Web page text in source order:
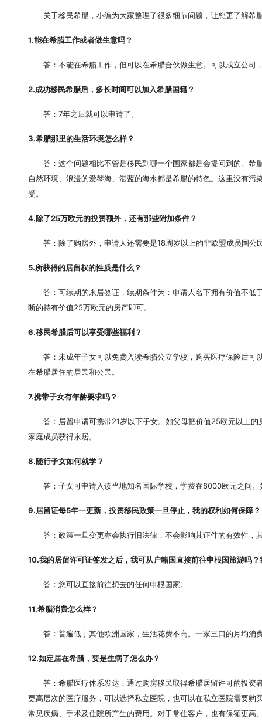
关于移民希腊，小编为大家整理了很多细节问题，让您更了解希
1.能在希腊工作或者做生意吗？
答：不能在希腊工作，但可以在希腊合伙做生意。可以成立公司
2.成功移民希腊后，多长时间可以加入希腊国籍？
答：7年之后就可以申请了。
3.希腊那里的生活环境怎么样？
答：这个问题相比不管是移民到哪一个国家都是会提问到的。
自然环境、浪漫的爱琴海、湛蓝的海水都是希腊的特色。这里没有
受。
4.除了25万欧元的投资额外，还有那些附加条件？
答：除了购房外，申请人还需要是18周岁以上的非欧盟成员国
5.所获得的居留权的性质是什么？
答：可续期的永居签证，续期条件为：申请人名下拥有价值不
断的持有价值25万欧元的房产即可。
6.移民希腊后可以享受哪些福利？
答：未成年子女可以免费入读希腊公立学校，购买医疗保险后
在希腊居住的居民和公民。
7.携带子女有年龄要求吗？
答：居留申请可携带21岁以下子女。如父母把价值25欧元以上
家庭成员获得永居。
8.随行子女如何就学？
答：子女可申请入读当地知名国际学校，学费在8000欧元之间
9.居留证每5年一更新，投资移民政策一旦停止，我的权利如何保障？
答：政策一旦变更亦会执行旧法律，不会影响其证件的有效性，
10.我的居留许可证签发之后，我可从户籍国直接前往申根国旅游吗
答：您可以直接前往想去的任何申根国家。
11.希腊消费怎么样？
答：普遍低于其他欧洲国家，生活花费不高。一家三口的月均消
12.如定居在希腊，要是生病了怎么办？
答：希腊医疗体系发达，通过购房移民取得希腊居留许可的投
更高层次的医疗服务，可以选择私立医院，也可以在私立医院需要
常见疾病、手术及住院所产生的费用。对于常住客户，也有保额更高